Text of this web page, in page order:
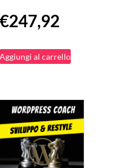
€247,92
Aggiungi al carrello